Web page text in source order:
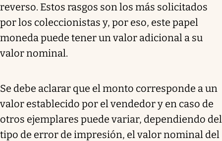
reverso. Estos rasgos son los más solicitados
por los coleccionistas y, por eso, este papel
moneda puede tener un valor adicional a su
valor nominal.
Se debe aclarar que el monto corresponde a un
valor establecido por el vendedor y en caso de
otros ejemplares puede variar, dependiendo del
tipo de error de impresión, el valor nominal del